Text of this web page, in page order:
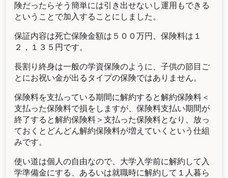
険だったらそう簡単には引き出せないし運用もできる
ということで加入することにしました。
保証内容は死亡保険金額は５００万円、保険料は１
２，１３５円です。
長割り終身は一般の学資保険のように、子供の節目ご
とにお祝い金が出るタイプの保険ではありません。
保険料を支払っている期間に解約すると解約保険料＜
支払った保険料で損をしますが、保険料支払い期間が
終了すると解約保険料＞支払った保険料となり、放っ
ておくとどんどん解約保険料が増えていくという仕組
みです。
使い道は個人の自由なので、大学入学前に解約して入
学準備金にする、あるいは就職時に解約して１人暮ら